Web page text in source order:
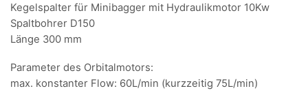
Kegelspalter für Minibagger mit Hydraulikmotor 10Kw
Spaltbohrer D150
Länge 300 mm
Parameter des Orbitalmotors:
max. konstanter Flow: 60L/min (kurzzeitig 75L/min)